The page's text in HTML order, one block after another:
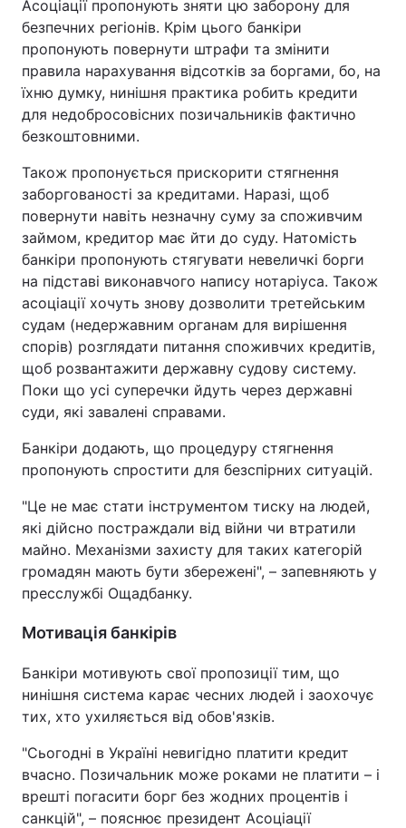
Асоціації пропонують зняти цю заборону для
безпечних регіонів. Крім цього банкіри
пропонують повернути штрафи та змінити
правила нарахування відсотків за боргами, бо, на
їхню думку, нинішня практика робить кредити
для недобросовісних позичальників фактично
безкоштовними.
Також пропонується прискорити стягнення
заборгованості за кредитами. Наразі, щоб
повернути навіть незначну суму за споживчим
займом, кредитор має йти до суду. Натомість
банкіри пропонують стягувати невеличкі борги
на підставі виконавчого напису нотаріуса. Також
асоціації хочуть знову дозволити третейським
судам (недержавним органам для вирішення
спорів) розглядати питання споживчих кредитів,
щоб розвантажити державну судову систему.
Поки що усі суперечки йдуть через державні
суди, які завалені справами.
Банкіри додають, що процедуру стягнення
пропонують спростити для безспірних ситуацій.
"Це не має стати інструментом тиску на людей,
які дійсно постраждали від війни чи втратили
майно. Механізми захисту для таких категорій
громадян мають бути збережені", – запевняють у
пресслужбі Ощадбанку.
Мотивація банкірів
Банкіри мотивують свої пропозиції тим, що
нинішня система карає чесних людей і заохочує
тих, хто ухиляється від обов'язків.
"Сьогодні в Україні невигідно платити кредит
вчасно. Позичальник може роками не платити – і
врешті погасити борг без жодних процентів і
санкцій", – пояснює президент Асоціації